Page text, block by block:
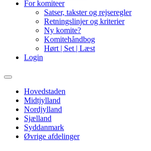
For komiteer
Satser, takster og rejseregler
Retningslinjer og kriterier
Ny komite?
Komitehåndbog
Hørt | Set | Læst
Login
Primary
Hovedstaden
Midtjylland
Nordjylland
Sjælland
Syddanmark
Øvrige afdelinger